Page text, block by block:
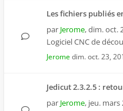
Les fichiers publiés
par Jerome,dim. oct.
Logiciel CNC de
Jeromedim. oct. 23,
Jedicut 2.3.2.5 :
par Jerome, jeu. mars